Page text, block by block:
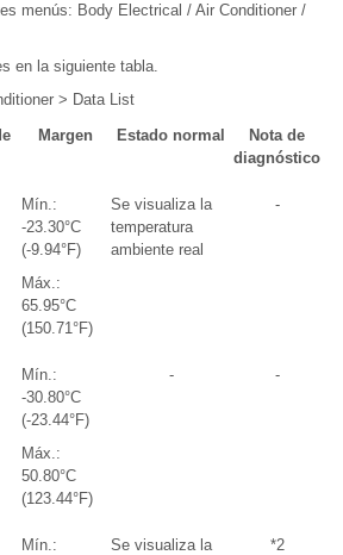
menús: Body Electrical / Air Conditioner /
en la siguiente tabla.
> Data List
Margen Estado normal
Nota de
diagnóstico
Mín.:
-23.30°C
(-9.94°F)
Máx.:
65.95°C
(150.71°F)
Se visualiza la
temperatura
ambiente real
-
Mín.:
-30.80°C
(-23.44°F)
Máx.:
50.80°C
(123.44°F)
- -
Mín.:
Se visualiza la
*2